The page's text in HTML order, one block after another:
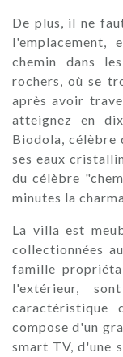
De plus, il ne
l'emplacement,
chemin dans
rochers, où se
après avoir
atteignez en
Biodola, célèbre
ses eaux
du célèbre
minutes la
La villa est
collectionnées
famille
l'extérieur,
compose d'un
smart TV, d'une